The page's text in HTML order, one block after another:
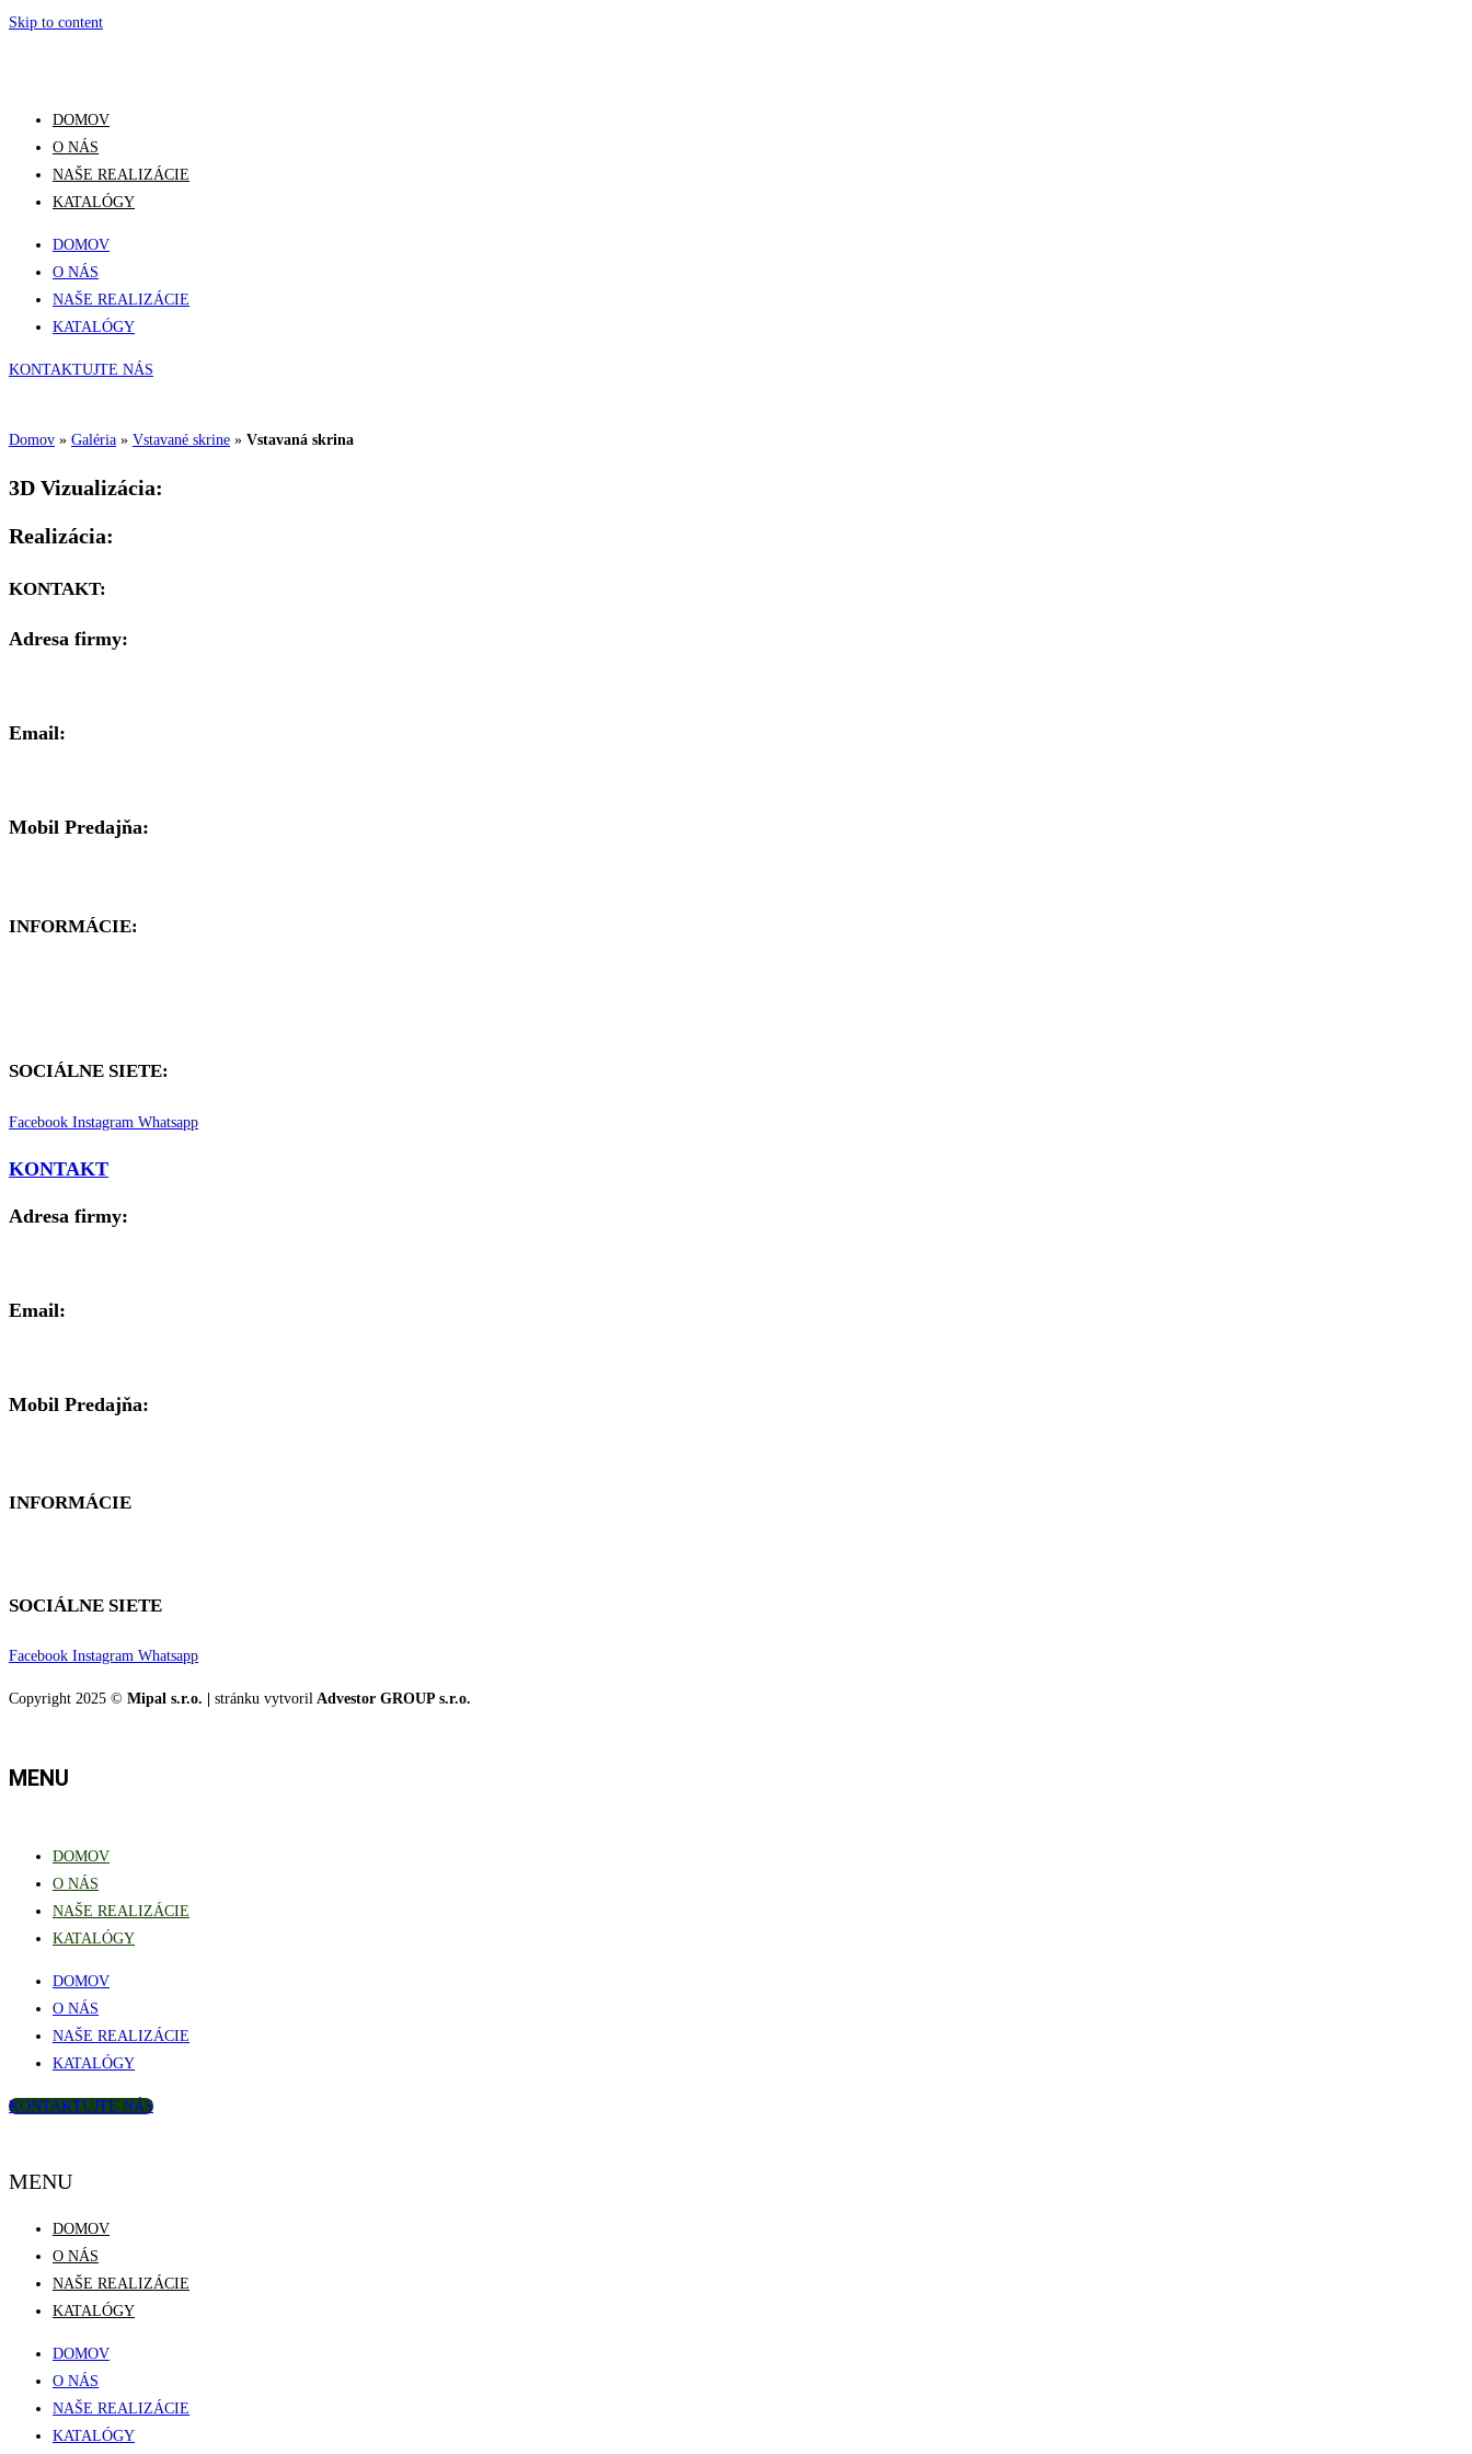
Skip to content
DOMOV
O NÁS
NAŠE REALIZÁCIE
KATALÓGY
DOMOV
O NÁS
NAŠE REALIZÁCIE
KATALÓGY
KONTAKTUJTE NÁS
Domov » Galéria » Vstavané skrine » Vstavaná skrina
3D Vizualizácia:
Realizácia:
KONTAKT:
Adresa firmy:
Email:
Mobil Predajňa:
INFORMÁCIE:
SOCIÁLNE SIETE:
Facebook Instagram Whatsapp
KONTAKT
Adresa firmy:
Email:
Mobil Predajňa:
INFORMÁCIE
SOCIÁLNE SIETE
Facebook Instagram Whatsapp
Copyright 2025 © Mipal s.r.o. | stránku vytvoril Advestor GROUP s.r.o.
MENU
DOMOV
O NÁS
NAŠE REALIZÁCIE
KATALÓGY
DOMOV
O NÁS
NAŠE REALIZÁCIE
KATALÓGY
KONTAKTUJTE NÁS
MENU
DOMOV
O NÁS
NAŠE REALIZÁCIE
KATALÓGY
DOMOV
O NÁS
NAŠE REALIZÁCIE
KATALÓGY